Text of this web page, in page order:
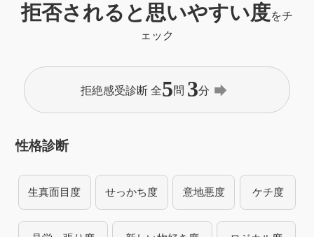
拒否されると思いやすい度をチ
ェック
拒絶感受診断 全5問 3分 forward
性格診断
生真面目度 せっかち度 意地悪度 ケチ度